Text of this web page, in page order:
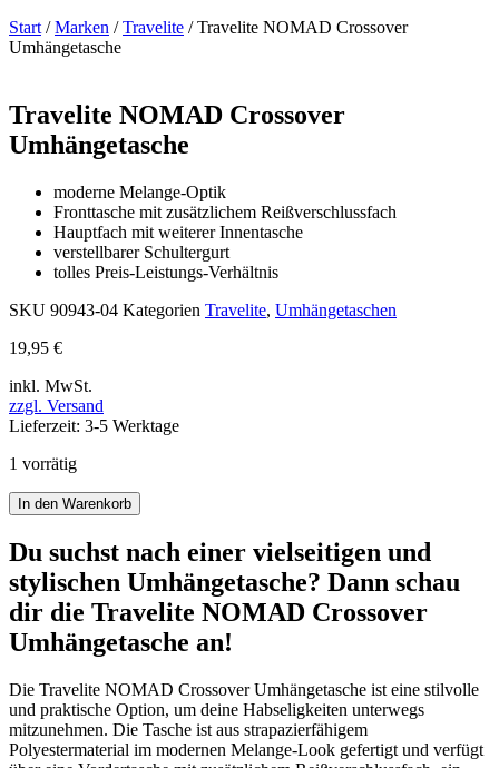
Start /Marken /Travelite / Travelite NOMAD Crossover
Umhängetasche
Travelite NOMAD Crossover
Umhängetasche
moderne Melange-Optik
Fronttasche mit zusätzlichem Reißverschlussfach
Hauptfach mit weiterer Innentasche
verstellbarer Schultergurt
tolles Preis-Leistungs-Verhältnis
SKU 90943-04 Kategorien Travelite, Umhängetaschen
19,95 €
inkl. MwSt.
zzgl. Versand
Lieferzeit: 3-5 Werktage
1 vorrätig
Travelite
NOMAD
Crossover
Umhängetasche
Menge
In den Warenkorb
Du suchst nach einer vielseitigen und
stylischen Umhängetasche? Dann schau
dir die Travelite NOMAD Crossover
Umhängetasche an!
Die Travelite NOMAD Crossover Umhängetasche ist eine stilvolle
und praktische Option, um deine Habseligkeiten unterwegs
mitzunehmen. Die Tasche ist aus strapazierfähigem
Polyestermaterial im modernen Melange-Look gefertigt und verfügt